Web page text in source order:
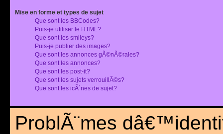
Mise en forme et types de sujet
Que sont les BBCodes?
Puis-je utiliser le HTML?
Que sont les smileys?
Puis-je publier des images?
Que sont les annonces gÃ©nÃ©rales?
Que sont les annonces?
Que sont les post-it?
Que sont les sujets verrouillÃ©s?
Que sont les icÃ´nes de sujet?
ProblÃ¨mes